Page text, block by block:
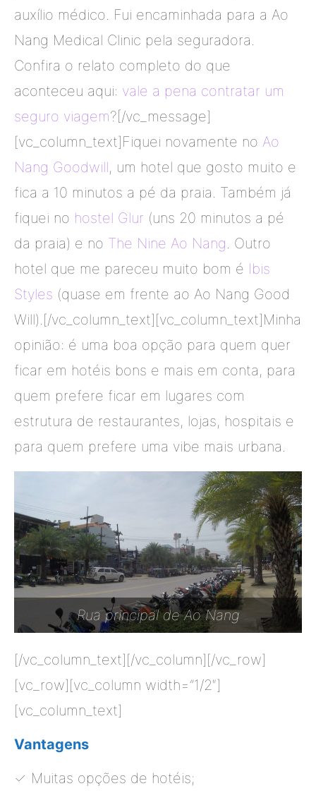
auxílio médico. Fui encaminhada para a Ao
Nang Medical Clinic pela seguradora.
Confira o relato completo do que
aconteceu aqui: vale a pena contratar um
seguro viagem?[/vc_message]
[vc_column_text]Fiquei novamente no Ao
Nang Goodwill, um hotel que gosto muito e
fica a 10 minutos a pé da praia. Também já
fiquei no hostel Glur (uns 20 minutos a pé
da praia) e no The Nine Ao Nang . Outro
hotel que me pareceu muito bom é Ibis
Styles (quase em frente ao Ao Nang Good
Will).[/vc_column_text][vc_column_text]Minha
opinião: é uma boa opção para quem quer
ficar em hotéis bons e mais em conta, para
quem prefere ficar em lugares com
estrutura de restaurantes, lojas, hospitais e
para quem prefere uma vibe mais urbana.
Rua principal de Ao Nang
[/vc_column_text][/vc_column][/vc_row]
[vc_row][vc_column width=”1/2″]
[vc_column_text]
Vantagens
✓ Muitas opções de hotéis;